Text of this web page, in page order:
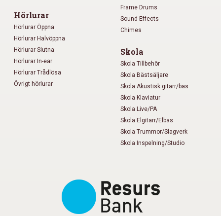
Hörlurar
Hörlurar Öppna
Hörlurar Halvöppna
Hörlurar Slutna
Hörlurar In-ear
Hörlurar Trådlösa
Övrigt hörlurar
Frame Drums
Sound Effects
Chimes
Skola
Skola Tillbehör
Skola Bästsäljare
Skola Akustisk gitarr/bas
Skola Klaviatur
Skola Live/PA
Skola Elgitarr/Elbas
Skola Trummor/Slagverk
Skola Inspelning/Studio